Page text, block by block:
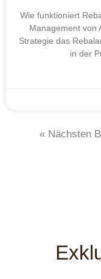
Wie funktioniert
Management von
Strategie das
in der
« Nächsten